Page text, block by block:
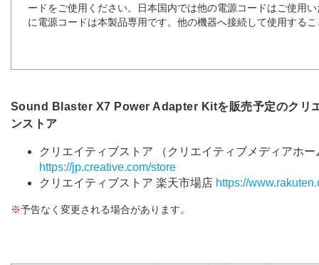
ードをご使用ください。日本国内では他の電源コードはご使用
に電源コードは本製品専用です。他の機器へ接続して使用する
Sound Blaster X7 Power Adapter Kitを販売予定のクリ
ンストア
クリエイティブストア （クリエイティブメディアホ
https://jp.creative.com/store
クリエイティブストア 楽天市場店 https://
※予告なく変更される場合があります。